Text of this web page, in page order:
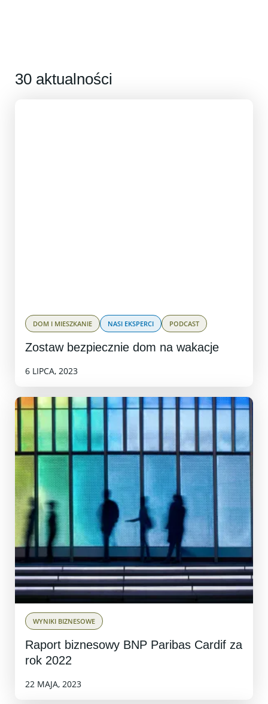
30 aktualności
DOM I MIESZKANIE NASI EKSPERCI PODCAST
Zostaw bezpiecznie dom na wakacje
6 LIPCA, 2023
WYNIKI BIZNESOWE
Raport biznesowy BNP Paribas Cardif za
rok 2022
22 MAJA, 2023